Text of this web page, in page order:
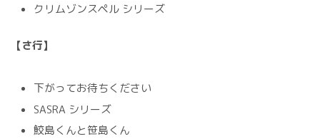
クリムゾンスペル シリーズ
【さ行】
下がってお待ちください
SASRA シリーズ
鮫島くんと笹島くん